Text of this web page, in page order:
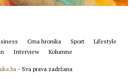
Crna hronika Sport
Lifestyle
Interview Kolumne
- Sva prava zadržana